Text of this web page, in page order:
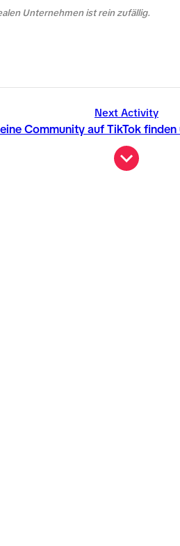
Unternehmen ist rein zufällig.
Next Activity
Community auf TikTok finden